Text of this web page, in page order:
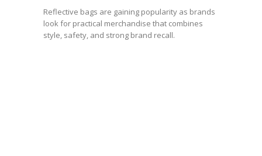
aute irure dolor in
reprehenderit in
voluptate velit
esse cillum dolore
Reflective bags are gaining popularity as brands
look for practical merchandise that combines
style, safety, and strong brand recall.